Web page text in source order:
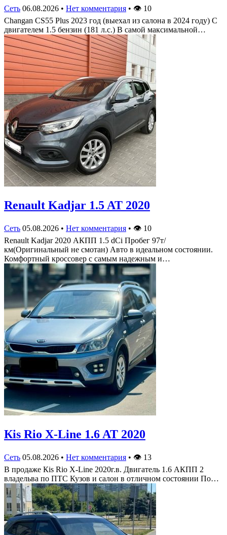
Сеть 06.08.2026 • Нет комментария • 👁 10
Changan CS55 Plus 2023 год (выехал из салона в 2024 году) С
двигателем 1.5 бензин (181 л.с.) В самой максимальной…
Renault Kadjar 1.5 AT 2020
Сеть 05.08.2026 • Нет комментария • 👁 10
Renault Kadjar 2020 АКПП 1.5 dCi Пробег 97т/
км(Оригинальный не смотан) Авто в идеальном состоянии.
Комфортный кроссовер с самым надежным и…
Кis Rio X-Line 1.6 AT 2020
Сеть 05.08.2026 • Нет комментария • 👁 13
В продаже Кis Rio X-Line 2020г.в. Двигатель 1.6 АКПП 2
владельва по ПТС Кузов и салон в отличном состоянии По…